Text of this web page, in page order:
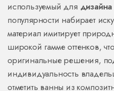
используемый для
популярности набирает
материал имитирует
широкой гамме оттенков,
оригинальные решения,
индивидуальность
отметить ванны из